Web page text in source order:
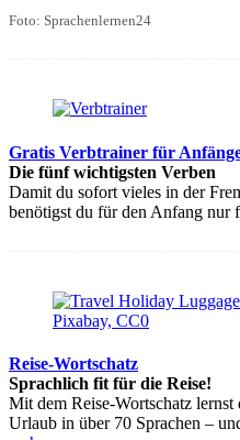
Foto: Sprachenlernen24
Gratis Verbtrainer für
Die fünf wichtigsten Verben
Damit du sofort vieles in der
benötigst du für den Anfang nur
Reise-Wortschatz
Sprachlich fit für die Reise!
Mit dem Reise-Wortschatz
Urlaub in über 70 Sprachen –